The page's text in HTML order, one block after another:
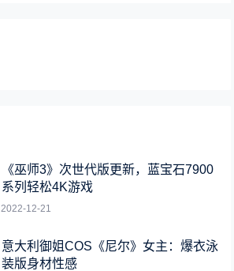
《巫师3》次世代版更新，蓝宝石7900
系列轻松4K游戏
2022-12-21
意大利御姐COS《尼尔》女主：爆衣泳
装版身材性感